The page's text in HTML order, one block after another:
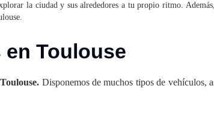
la ciudad y sus alrededores a tu propio ritmo.
Toulouse
Disponemos de muchos tipos de vehículos,